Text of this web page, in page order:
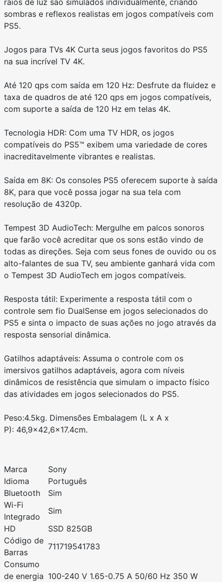
sombras e reflexos realistas em jogos compatíveis com
PS5.
Jogos para TVs 4K Curta seus jogos favoritos do PS5
na sua incrível TV 4K.
Até 120 qps com saída em 120 Hz: Desfrute da fluidez e
taxa de quadros de até 120 qps em jogos compatíveis,
com suporte a saída de 120 Hz em telas 4K.
Tecnologia HDR: Com uma TV HDR, os jogos
compatíveis do PS5™ exibem uma variedade de cores
inacreditavelmente vibrantes e realistas.
Saída em 8K: Os consoles PS5 oferecem suporte à saída
8K, para que você possa jogar na sua tela com
resolução de 4320p.
Tempest 3D AudioTech: Mergulhe em palcos sonoros
que farão você acreditar que os sons estão vindo de
todas as direções. Seja com seus fones de ouvido ou os
alto-falantes de sua TV, seu ambiente ganhará vida com
o Tempest 3D AudioTech em jogos compatíveis.
Resposta tátil: Experimente a resposta tátil com o
controle sem fio DualSense em jogos selecionados do
PS5 e sinta o impacto de suas ações no jogo através da
resposta sensorial dinâmica.
Gatilhos adaptáveis: Assuma o controle com os
imersivos gatilhos adaptáveis, agora com níveis
dinâmicos de resistência que simulam o impacto físico
das atividades em jogos selecionados do PS5.
Peso:4.5kg. Dimensões Embalagem (L x A x
P): 46,9x42,6x17.4cm.
Marca
Sony
Idioma
Português
Bluetooth
Sim
Wi-Fi
Integrado
Sim
HD
SSD 825GB
Código de
Barras
711719541783
Consumo
de energia 100-240 V 1.65-0.75 A 50/60 Hz 350 W